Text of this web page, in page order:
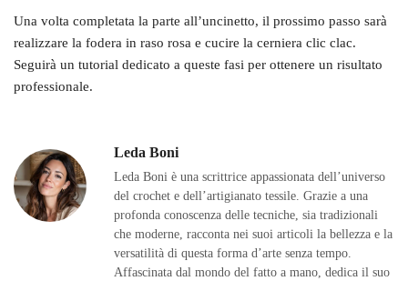
Una volta completata la parte all’uncinetto, il prossimo passo sarà
realizzare la fodera in raso rosa e cucire la cerniera clic clac.
Seguirà un tutorial dedicato a queste fasi per ottenere un risultato
professionale.
Leda Boni
Leda Boni è una scrittrice appassionata dell’universo
del crochet e dell’artigianato tessile. Grazie a una
profonda conoscenza delle tecniche, sia tradizionali
che moderne, racconta nei suoi articoli la bellezza e la
versatilità di questa forma d’arte senza tempo.
Affascinata dal mondo del fatto a mano, dedica il suo